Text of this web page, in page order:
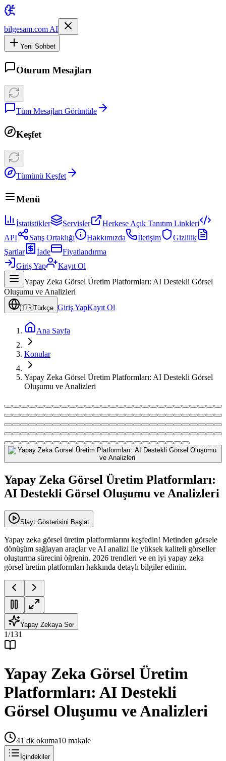
bilgesam.com AI
Yeni Sohbet
Oturum Mesajları
Tüm Mesajları Görüntüle
Keşfet
Tümünü Keşfet
Menü
İstatistikler Servisler
Herkese Açık Tanıtım Linkleri
API
Satış Ortaklığı Hakkımızda İletişim
Gizlilik
Şartlar
İade
Fiyatlandırma
Giriş Yap
Kayıt Ol
Yapay Zeka Görsel Üretim Platformları: AI Destekli Görsel
Oluşumu ve Analizleri
🇹🇷Türkçe Giriş YapKayıt Ol
Ana Sayfa
Konular
Yapay Zeka Görsel Üretim Platformları: AI Destekli Görsel
Oluşumu ve Analizleri
Yapay Zeka Görsel Üretim Platformları:
AI Destekli Görsel Oluşumu ve Analizleri
Slayt Gösterisini Başlat
Yapay zeka görsel üretim platformlarını keşfedin! Metinden görsele
dönüşüm sağlayan araçlar ve AI analizi ile yüksek kaliteli görseller
oluşturma sürecini öğrenin. 2026 trendleri ve en iyi yapay zeka
görsel üretim platformları hakkında detaylı bilgiler edinin.
Yapay Zekaya Sor
1/131
Yapay Zeka Görsel Üretim
Platformları: AI Destekli
Görsel Oluşumu ve Analizleri
41 dk okuma10 makale
İçindekiler